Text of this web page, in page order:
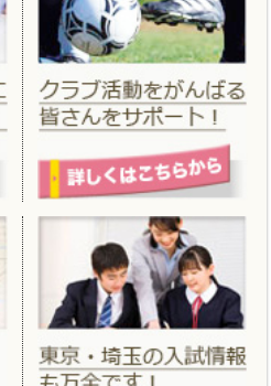
ンペーン」を掲載しました。
ンペーン」を掲載しました。
ンペーン 」を更新しました。
ル 」、「小学生料金」、「中学生